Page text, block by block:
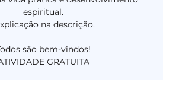
espiritual.
na descrição.
são bem-vindos!
ATIVIDADE GRATUITA